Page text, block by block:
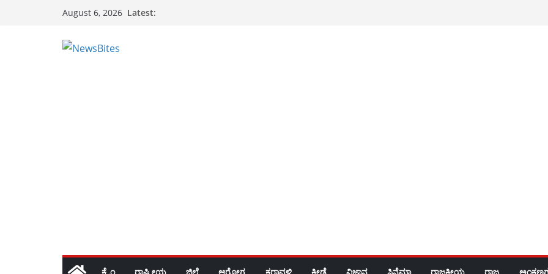
August 6, 2026 Latest: